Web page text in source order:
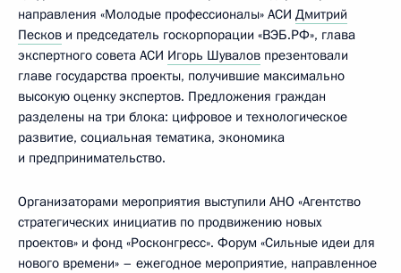
направления «Молодые профессионалы» АСИ Дмитрий
Песков и председатель госкорпорации «ВЭБ.РФ», глава
экспертного совета АСИ Игорь Шувалов презентовали
главе государства проекты, получившие максимально
высокую оценку экспертов. Предложения граждан
разделены на три блока: цифровое и технологическое
развитие, социальная тематика, экономика
и предпринимательство.
Организаторами мероприятия выступили АНО «Агентство
стратегических инициатив по продвижению новых
проектов» и фонд «Росконгресс». Форум «Сильные идеи для
нового времени» – ежегодное мероприятие, направленное